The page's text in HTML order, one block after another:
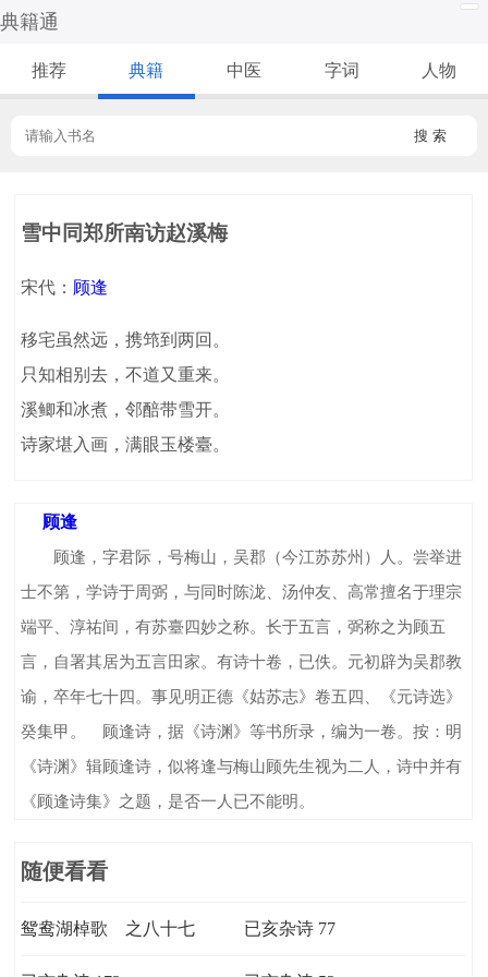
典籍通
推荐 典籍 中医 字词 人物
搜 索
雪中同郑所南访赵溪梅
宋代： 顾逢
移宅虽然远，携筇到两回。
只知相别去，不道又重来。
溪鲫和冰煮，邻醅带雪开。
诗家堪入画，满眼玉楼臺。
顾逢
顾逢，字君际，号梅山，吴郡（今江苏苏州）人。尝举进
士不第，学诗于周弼，与同时陈泷、汤仲友、高常擅名于理宗
端平、淳祐间，有苏臺四妙之称。长于五言，弼称之为顾五
言，自署其居为五言田家。有诗十卷，已佚。元初辟为吴郡教
谕，卒年七十四。事见明正德《姑苏志》卷五四、《元诗选》
癸集甲。 顾逢诗，据《诗渊》等书所录，编为一卷。按：明
《诗渊》辑顾逢诗，似将逢与梅山顾先生视为二人，诗中并有
《顾逢诗集》之题，是否一人已不能明。
随便看看
鸳鸯湖棹歌 之八十七 已亥杂诗 77